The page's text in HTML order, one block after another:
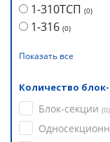
1-310ТСП (0)
1-316 (0)
Показать все
Количество
Блок-секции (0)